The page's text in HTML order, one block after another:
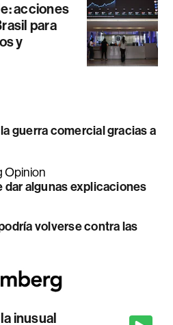
acciones
para
y
guerra comercial gracias a
Opinion
dar algunas explicaciones
volverse contra las
inusual